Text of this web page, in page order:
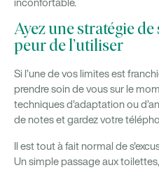
inconfortable.
Ayez une stratégie de
peur de l’utiliser
Si l’une de vos limites est
prendre soin de vous sur le
techniques d’adaptation ou
de notes et gardez votre
Il est tout à fait normal de
Un simple passage aux